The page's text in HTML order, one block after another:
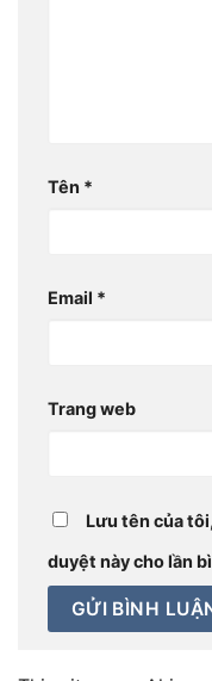
Tên *
Email *
Trang web
Lưu tên của
duyệt này cho lần